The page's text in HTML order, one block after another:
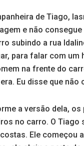
de Tiago,
e não
subindo a rua
para falar com um
na frente do
Eu disse que não
a versão dela,
no carro. O Tiago
Ele começou